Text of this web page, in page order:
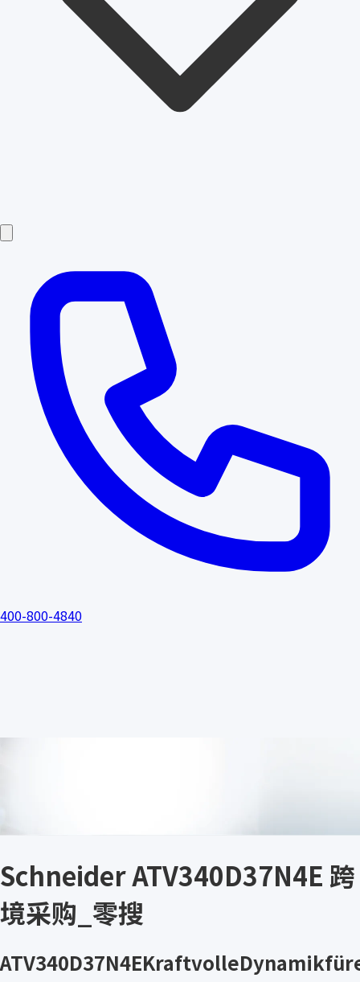
400-800-4840
Schneider ATV340D37N4E 跨
境采购_零搜